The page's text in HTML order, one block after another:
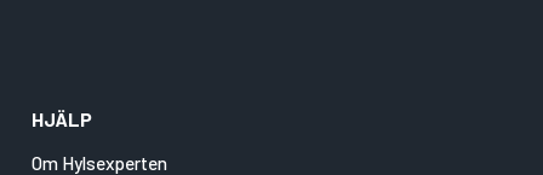
HJÄLP
Om Hylsexperten